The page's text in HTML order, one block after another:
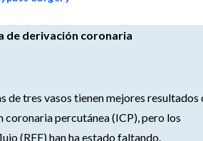
de derivación coronaria
de tres vasos tienen mejores resultados
percutánea (ICP), pero los
(RFF) han ha estado faltando.